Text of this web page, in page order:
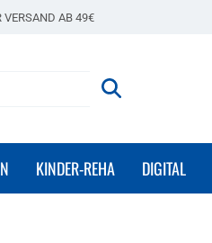
VERSAND AB 49€
KINDER-REHA DIGITAL